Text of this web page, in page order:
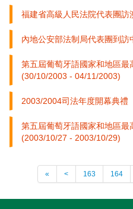
福建省高級人民法院代表團訪
內地公安部法制局代表團到
第五屆葡萄牙語國家和地區
(30/10/2003 - 04/11/2003)
2003/2004司法年度開幕典禮
第五屆葡萄牙語國家和地區
(2003/10/27 - 2003/10/29)
« < 163 164